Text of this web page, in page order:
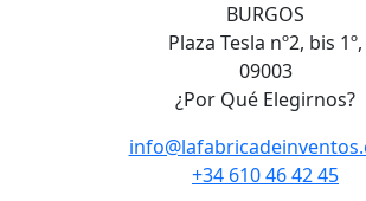
BURGOS
Plaza Tesla nº2, bis 1º,
09003
¿Por Qué Elegirnos?
+34 610 46 42 45